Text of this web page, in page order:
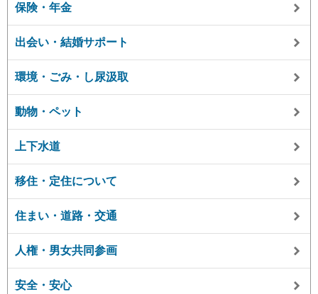
保険・年金
出会い・結婚サポート
環境・ごみ・し尿汲取
動物・ペット
上下水道
移住・定住について
住まい・道路・交通
人権・男女共同参画
安全・安心